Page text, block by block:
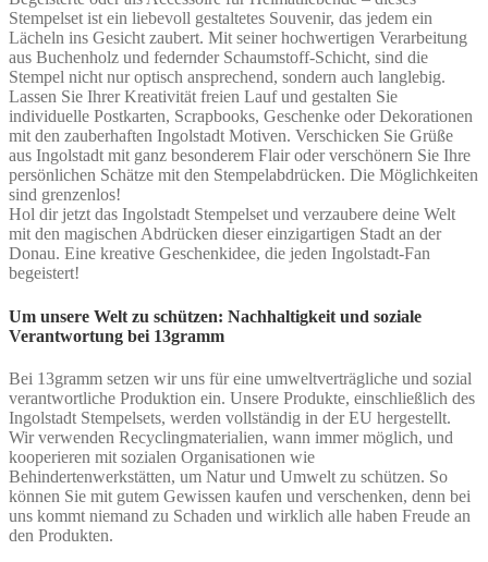
Stempelset ist ein liebevoll gestaltetes Souvenir, das jedem ein
Lächeln ins Gesicht zaubert. Mit seiner hochwertigen Verarbeitung
aus Buchenholz und federnder Schaumstoff-Schicht, sind die
Stempel nicht nur optisch ansprechend, sondern auch langlebig.
Lassen Sie Ihrer Kreativität freien Lauf und gestalten Sie
individuelle Postkarten, Scrapbooks, Geschenke oder Dekorationen
mit den zauberhaften Ingolstadt Motiven. Verschicken Sie Grüße
aus Ingolstadt mit ganz besonderem Flair oder verschönern Sie Ihre
persönlichen Schätze mit den Stempelabdrücken. Die Möglichkeiten
sind grenzenlos!
Hol dir jetzt das Ingolstadt Stempelset und verzaubere deine Welt
mit den magischen Abdrücken dieser einzigartigen Stadt an der
Donau. Eine kreative Geschenkidee, die jeden Ingolstadt-Fan
begeistert!
Um unsere Welt zu schützen: Nachhaltigkeit und soziale
Verantwortung bei 13gramm
Bei 13gramm setzen wir uns für eine umweltverträgliche und sozial
verantwortliche Produktion ein. Unsere Produkte, einschließlich des
Ingolstadt Stempelsets, werden vollständig in der EU hergestellt.
Wir verwenden Recyclingmaterialien, wann immer möglich, und
kooperieren mit sozialen Organisationen wie
Behindertenwerkstätten, um Natur und Umwelt zu schützen. So
können Sie mit gutem Gewissen kaufen und verschenken, denn bei
uns kommt niemand zu Schaden und wirklich alle haben Freude an
den Produkten.